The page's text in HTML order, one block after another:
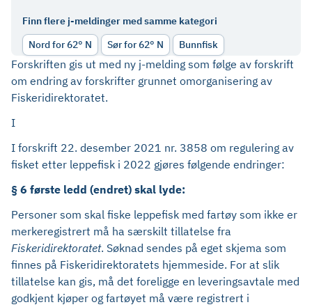
Finn flere j-meldinger med samme kategori
Nord for 62° N
Sør for 62° N Bunnfisk
Forskriften gis ut med ny j-melding som følge av forskrift
om endring av forskrifter grunnet omorganisering av
Fiskeridirektoratet.
I
I forskrift 22. desember 2021 nr. 3858 om regulering av
fisket etter leppefisk i 2022 gjøres følgende endringer:
§ 6 første ledd (endret) skal lyde:
Personer som skal fiske leppefisk med fartøy som ikke er
merkeregistrert må ha særskilt tillatelse fra
Fiskeridirektoratet. Søknad sendes på eget skjema som
finnes på Fiskeridirektoratets hjemmeside. For at slik
tillatelse kan gis, må det foreligge en leveringsavtale med
godkjent kjøper og fartøyet må være registrert i